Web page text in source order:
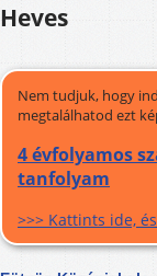
Heves
Nem tudjuk, hogy
megtalálhatod ezt
4 évfolyamos
tanfolyam
>>> Kattints ide,